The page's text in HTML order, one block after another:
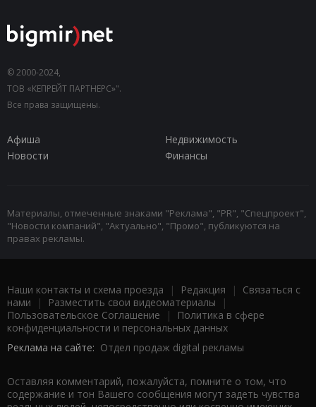
© 2000-2024,
ТОВ «КЕПРЕЙТ ПАРТНЕРС»".
Все права защищены.
Афиша
Недвижимость
Новости
Финансы
Материалы, отмеченные знаками "Реклама", "PR", "Спецпроект",
"Новости компаний", "Актуально", "Промо", публикуются на
правах рекламы.
Наши контакты и схема проезда | Редакция | Связаться с
нами | Разместить свои видеоматериалы |
Пользовательское Соглашение |
Политика в сфере
конфиденциальности и персональных данных
Реклама на сайте: Отдел продаж digital рекламы
Оставляя комментарий, пожалуйста, помните о том, что
содержание и тон Вашего сообщения могут задеть чувства